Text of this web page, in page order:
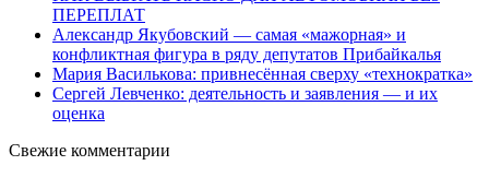
ПЕРЕПЛАТ
Александр Якубовский — самая «мажорная» и
конфликтная фигура в ряду депутатов Прибайкалья
Мария Василькова: привнесённая сверху «технократка»
Сергей Левченко: деятельность и заявления — и их
оценка
Свежие комментарии